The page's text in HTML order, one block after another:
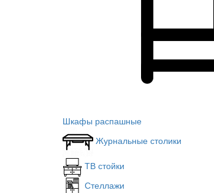
Шкафы распашные
Журнальные столики
ТВ стойки
Стеллажи